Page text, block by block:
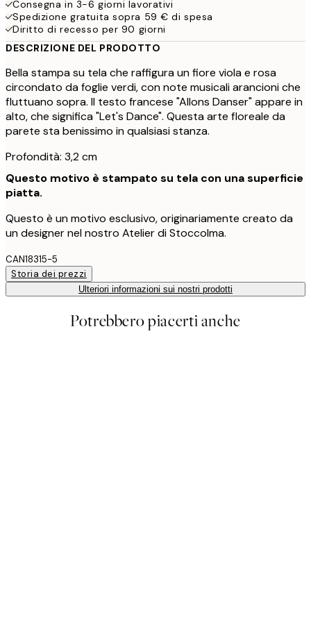
Consegna in 3-6 giorni lavorativi
Spedizione gratuita sopra 59 € di spesa
Diritto di recesso per 90 giorni
DESCRIZIONE DEL PRODOTTO
Bella stampa su tela che raffigura un fiore viola e rosa
circondato da foglie verdi, con note musicali arancioni che
fluttuano sopra. Il testo francese "Allons Danser" appare in
alto, che significa "Let's Dance". Questa arte floreale da
parete sta benissimo in qualsiasi stanza.
Profondità: 3,2 cm
Questo motivo è stampato su tela con una superficie
piatta.
Questo è un motivo esclusivo, originariamente creato da
un designer nel nostro Atelier di Stoccolma.
CAN18315-5
Storia dei prezzi
Ulteriori informazioni sui nostri prodotti
Potrebbero piacerti anche